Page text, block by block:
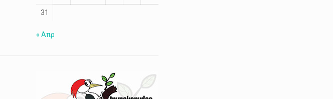
31
« Απρ